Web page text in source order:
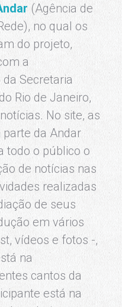
(Agência de
no qual os
do projeto,
a
Secretaria
Rio de Janeiro,
No site, as
da Andar
todo o público o
de notícias nas
realizadas
de seus
em vários
vídeos e fotos -,
na
cantos da
está na